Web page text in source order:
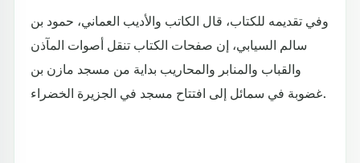
وفي تقديمه للكتاب، قال الكاتب والأديب العماني، حمود بن
سالم السيابي، إن صفحات الكتاب تنقل أصوات المآذن
والقباب والمنابر والمحاريب بداية من مسجد مازن بن
غضوبة في سمائل إلى افتتاح مسجد في الجزيرة الخضراء.